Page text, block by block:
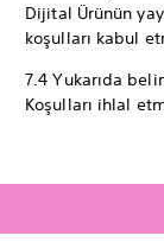
Dijital Ürünün
koşulları kabul
7.4 Yukarıda
Koşulları ihlal